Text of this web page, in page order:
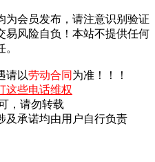
为会员发布，请注意识别验证
易风险自负！本站不提供任何
请以劳动合同 为准！！！
这些电话维权
，请勿转载
及承诺均由用户自行负责